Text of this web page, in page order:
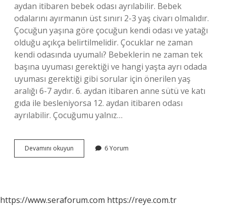
aydan itibaren bebek odası ayrılabilir. Bebek
odalarını ayırmanın üst sınırı 2-3 yaş civarı olmalıdır.
Çocuğun yaşına göre çocuğun kendi odası ve yatağı
olduğu açıkça belirtilmelidir. Çocuklar ne zaman
kendi odasında uyumalı? Bebeklerin ne zaman tek
başına uyuması gerektiği ve hangi yaşta ayrı odada
uyuması gerektiği gibi sorular için önerilen yaş
aralığı 6-7 aydır. 6. aydan itibaren anne sütü ve katı
gıda ile besleniyorsa 12. aydan itibaren odası
ayrılabilir. Çocuğumu yalnız…
Devamını okuyun
Kaç
6 Yorum
https://www.seraforum.com https://reye.com.tr